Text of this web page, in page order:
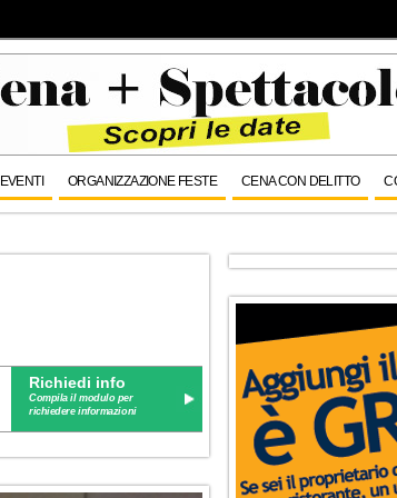
EVENTI ORGANIZZAZIONE FESTE CENA CON DELITTO
Richiedi info
Compila il modulo per
richiedere informazioni